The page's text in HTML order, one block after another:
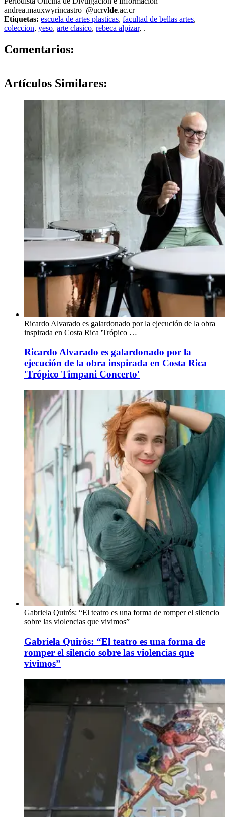
andrea.mauxwyrincastro @ucrvlde.ac.cr
Etiquetas: escuela de artes plasticas, facultad de bellas artes,
coleccion, yeso, arte clasico, rebeca alpizar, .
Comentarios:
Artículos Similares:
Ricardo Alvarado es galardonado por la ejecución de la obra
inspirada en Costa Rica 'Trópico …
Ricardo Alvarado es galardonado por la
ejecución de la obra inspirada en Costa Rica
'Trópico Timpani Concerto'
Gabriela Quirós: “El teatro es una forma de romper el silencio
sobre las violencias que vivimos”
Gabriela Quirós: “El teatro es una forma de
romper el silencio sobre las violencias que
vivimos”